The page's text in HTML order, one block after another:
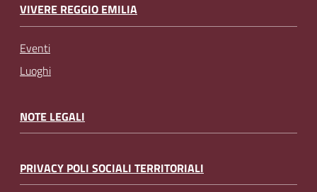
VIVERE REGGIO EMILIA
Eventi
Luoghi
NOTE LEGALI
PRIVACY POLI SOCIALI TERRITORIALI